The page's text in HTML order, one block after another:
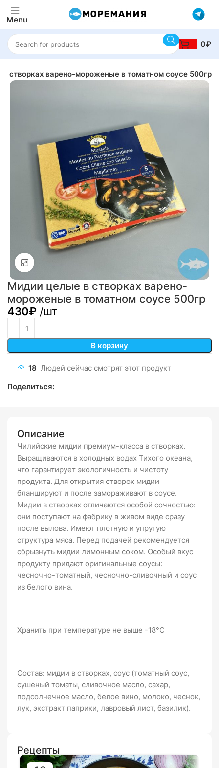
Menu
0₽
створках варено-мороженые в томатном соусе 500гр
Мидии целые в створках варено-
мороженые в томатном соусе 500гр
430₽ /шт
В корзину
18 Людей сейчас смотрят этот продукт
Поделиться:
Описание
Чилийские мидии премиум-класса в створках.
Выращиваются в холодных водах Тихого океана,
что гарантирует экологичность и чистоту
продукта. Для открытия створок мидии
бланшируют и после замораживают в соусе.
Мидии в створках отличаются особой сочностью:
они поступают на фабрику в живом виде сразу
после вылова. Имеют плотную и упругую
структура мяса. Перед подачей рекомендуется
сбрызнуть мидии лимонным соком. Особый вкус
продукту придают оригинальные соусы:
чесночно-томатный, чесночно-сливочный и соус
из белого вина.
Хранить при температуре не выше -18°С
Состав: мидии в створках, соус (томатный соус,
сушеный томаты, сливочное масло, сахар,
подсолнечное масло, белое вино, молоко, чеснок,
лук, экстракт паприки, лавровый лист, базилик).
Рецепты